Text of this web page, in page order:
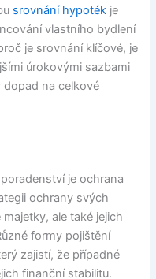
srovnání hypoték je
vlastního bydlení
je srovnání klíčové, je
úrokovými sazbami
na celkové
je ochrana
ochrany svých
ale také jejich
formy pojištění
zajistí, že případné
finanční stabilitu.